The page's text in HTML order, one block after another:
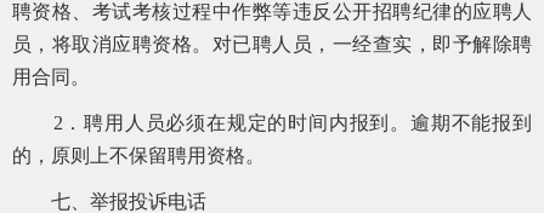
聘资格、考试考核过程中作弊等违反公开招聘纪律的应聘人
员，将取消应聘资格。对已聘人员，一经查实，即予解除聘
用合同。
2．聘用人员必须在规定的时间内报到。逾期不能报到
的，原则上不保留聘用资格。
七、举报投诉电话